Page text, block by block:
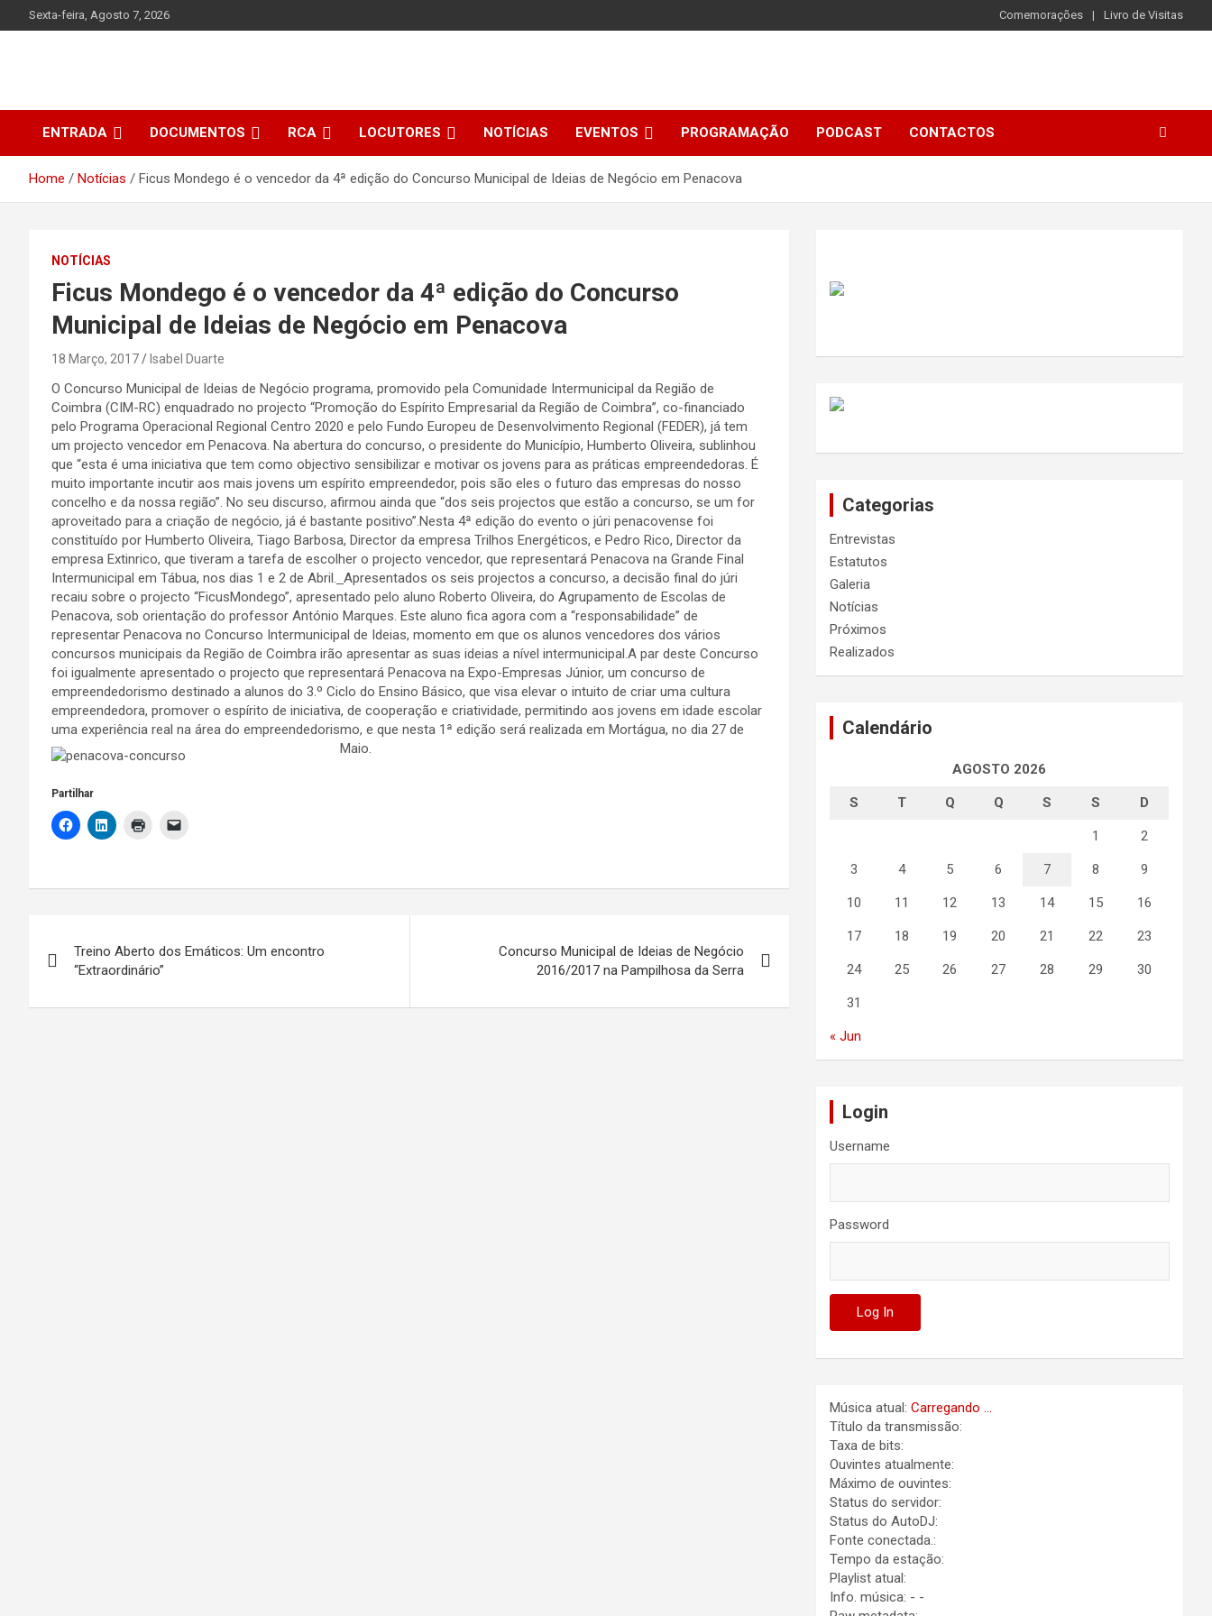
to
Sexta-feira, Agosto 7, 2026 Comemorações Livro de Visitas
ENTRADA DOCUMENTOS RCA LOCUTORES NOTÍCIAS EVENTOS PROGRAMAÇÃO PODCAST CONTACTOS
Home Notícias Ficus Mondego é o vencedor da 4ª edição do Concurso Municipal de Ideias de Negócio em Penacova
NOTÍCIAS
Ficus Mondego é o vencedor da 4ª edição do Concurso
Municipal de Ideias de Negócio em Penacova
18 Março, 2017 Isabel Duarte
O Concurso Municipal de Ideias de Negócio programa, promovido pela Comunidade Intermunicipal da Região de
Coimbra (CIM-RC) enquadrado no projecto “Promoção do Espírito Empresarial da Região de Coimbra”, co-financiado
pelo Programa Operacional Regional Centro 2020 e pelo Fundo Europeu de Desenvolvimento Regional (FEDER), já tem
um projecto vencedor em Penacova. Na abertura do concurso, o presidente do Município, Humberto Oliveira, sublinhou
que “esta é uma iniciativa que tem como objectivo sensibilizar e motivar os jovens para as práticas empreendedoras. É
muito importante incutir aos mais jovens um espírito empreendedor, pois são eles o futuro das empresas do nosso
concelho e da nossa região”. No seu discurso, afirmou ainda que “dos seis projectos que estão a concurso, se um for
aproveitado para a criação de negócio, já é bastante positivo”.Nesta 4ª edição do evento o júri penacovense foi
constituído por Humberto Oliveira, Tiago Barbosa, Director da empresa Trilhos Energéticos, e Pedro Rico, Director da
empresa Extinrico, que tiveram a tarefa de escolher o projecto vencedor, que representará Penacova na Grande Final
Intermunicipal em Tábua, nos dias 1 e 2 de Abril. Apresentados os seis projectos a concurso, a decisão final do júri
recaiu sobre o projecto “FicusMondego”, apresentado pelo aluno Roberto Oliveira, do Agrupamento de Escolas de
Penacova, sob orientação do professor António Marques. Este aluno fica agora com a “responsabilidade” de
representar Penacova no Concurso Intermunicipal de Ideias, momento em que os alunos vencedores dos vários
concursos municipais da Região de Coimbra irão apresentar as suas ideias a nível intermunicipal.A par deste Concurso
foi igualmente apresentado o projecto que representará Penacova na Expo-Empresas Júnior, um concurso de
empreendedorismo destinado a alunos do 3.º Ciclo do Ensino Básico, que visa elevar o intuito de criar uma cultura
empreendedora, promover o espírito de iniciativa, de cooperação e criatividade, permitindo aos jovens em idade escolar
uma experiência real na área do empreendedorismo, e que nesta 1ª edição será realizada em Mortágua, no dia 27 de
Maio.
Partilhar
de
artigos
Treino Aberto dos Emáticos: Um encontro
“Extraordinário”
Concurso Municipal de Ideias de Negócio
2016/2017 na Pampilhosa da Serra
Categorias
Entrevistas
Estatutos
Galeria
Notícias
Próximos
Realizados
Calendário
AGOSTO 2026
S T Q Q S S D
1 2
3 4 5 6 7 8 9
10 11 12 13 14 15 16
17 18 19 20 21 22 23
24 25 26 27 28 29 30
31
« Jun
Login
Username
Password
Música atual:Carregando ...
Título da transmissão:
Taxa de bits:
Ouvintes atualmente:
Máximo de ouvintes:
Status do servidor:
Status do AutoDJ:
Fonte conectada.:
Tempo da estação:
Playlist atual:
Info. música: - -